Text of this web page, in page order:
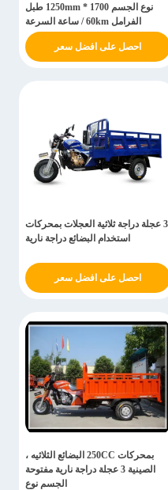
نوع الجسم 1700 * 1250mm طبل
الفرامل 60km / ساعة السرعة
القصوى
احصل على افضل سعر
3 عجلة دراجة ثلاثية العجلات بمحركات
استخدام البضائع دراجة نارية
احصل على افضل سعر
بمحركات 250CC البضائع الثلاثيه ،
الصينية 3 عجلة دراجة نارية مفتوحة
الجسم نوع